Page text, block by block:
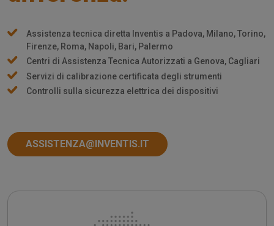
Assistenza tecnica diretta Inventis a Padova, Milano, Torino,
Firenze, Roma, Napoli, Bari, Palermo
Centri di Assistenza Tecnica Autorizzati a Genova, Cagliari
Servizi di calibrazione certificata degli strumenti
Controlli sulla sicurezza elettrica dei dispositivi
ASSISTENZA@INVENTIS.IT